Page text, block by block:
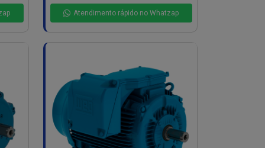
Atendimento rápido no Whatzap